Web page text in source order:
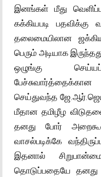
இனங்கள் மீது
கக்கியபடி
தலைமையிலான
பெரும் அடியாக
ஒழுங்கு
செய்துவந்த
மீதான தமிழீழ
தனது போர்
வாசல்படிக்கே
இதனால்
தொடுப்பதையே